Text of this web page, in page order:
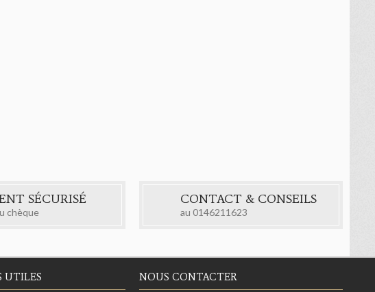
SÉCURISÉ
chèque
CONTACT & CONSEILS
au 0146211623
UTILES NOUS CONTACTER